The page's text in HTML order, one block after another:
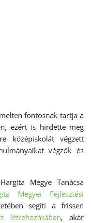
fontosnak tartja a
ezért is hirdette meg
középiskolát végzett
végzők és
Tanácsa
Megyei Fejlesztési
segíti a frissen
létrehozásában, akár